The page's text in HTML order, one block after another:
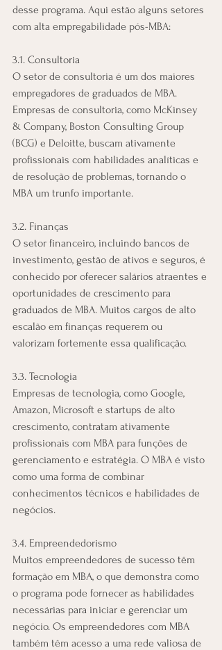
desse programa. Aqui estão alguns setores
com alta empregabilidade pós-MBA:
3.1. Consultoria
O setor de consultoria é um dos maiores
empregadores de graduados de MBA.
Empresas de consultoria, como McKinsey
& Company, Boston Consulting Group
(BCG) e Deloitte, buscam ativamente
profissionais com habilidades analíticas e
de resolução de problemas, tornando o
MBA um trunfo importante.
3.2. Finanças
O setor financeiro, incluindo bancos de
investimento, gestão de ativos e seguros, é
conhecido por oferecer salários atraentes e
oportunidades de crescimento para
graduados de MBA. Muitos cargos de alto
escalão em finanças requerem ou
valorizam fortemente essa qualificação.
3.3. Tecnologia
Empresas de tecnologia, como Google,
Amazon, Microsoft e startups de alto
crescimento, contratam ativamente
profissionais com MBA para funções de
gerenciamento e estratégia. O MBA é visto
como uma forma de combinar
conhecimentos técnicos e habilidades de
negócios.
3.4. Empreendedorismo
Muitos empreendedores de sucesso têm
formação em MBA, o que demonstra como
o programa pode fornecer as habilidades
necessárias para iniciar e gerenciar um
negócio. Os empreendedores com MBA
também têm acesso a uma rede valiosa de